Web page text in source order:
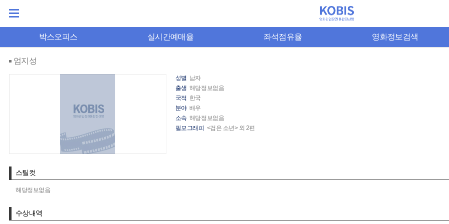
박스오피스 실시간예매율 좌석점유율 영화정보검색
엄지성
성별 남자
출생 해당정보없음
국적 한국
분야 배우
소속 해당정보없음
필모그래피 <검은 소년> 외 2편
스틸컷
해당정보없음
수상내역